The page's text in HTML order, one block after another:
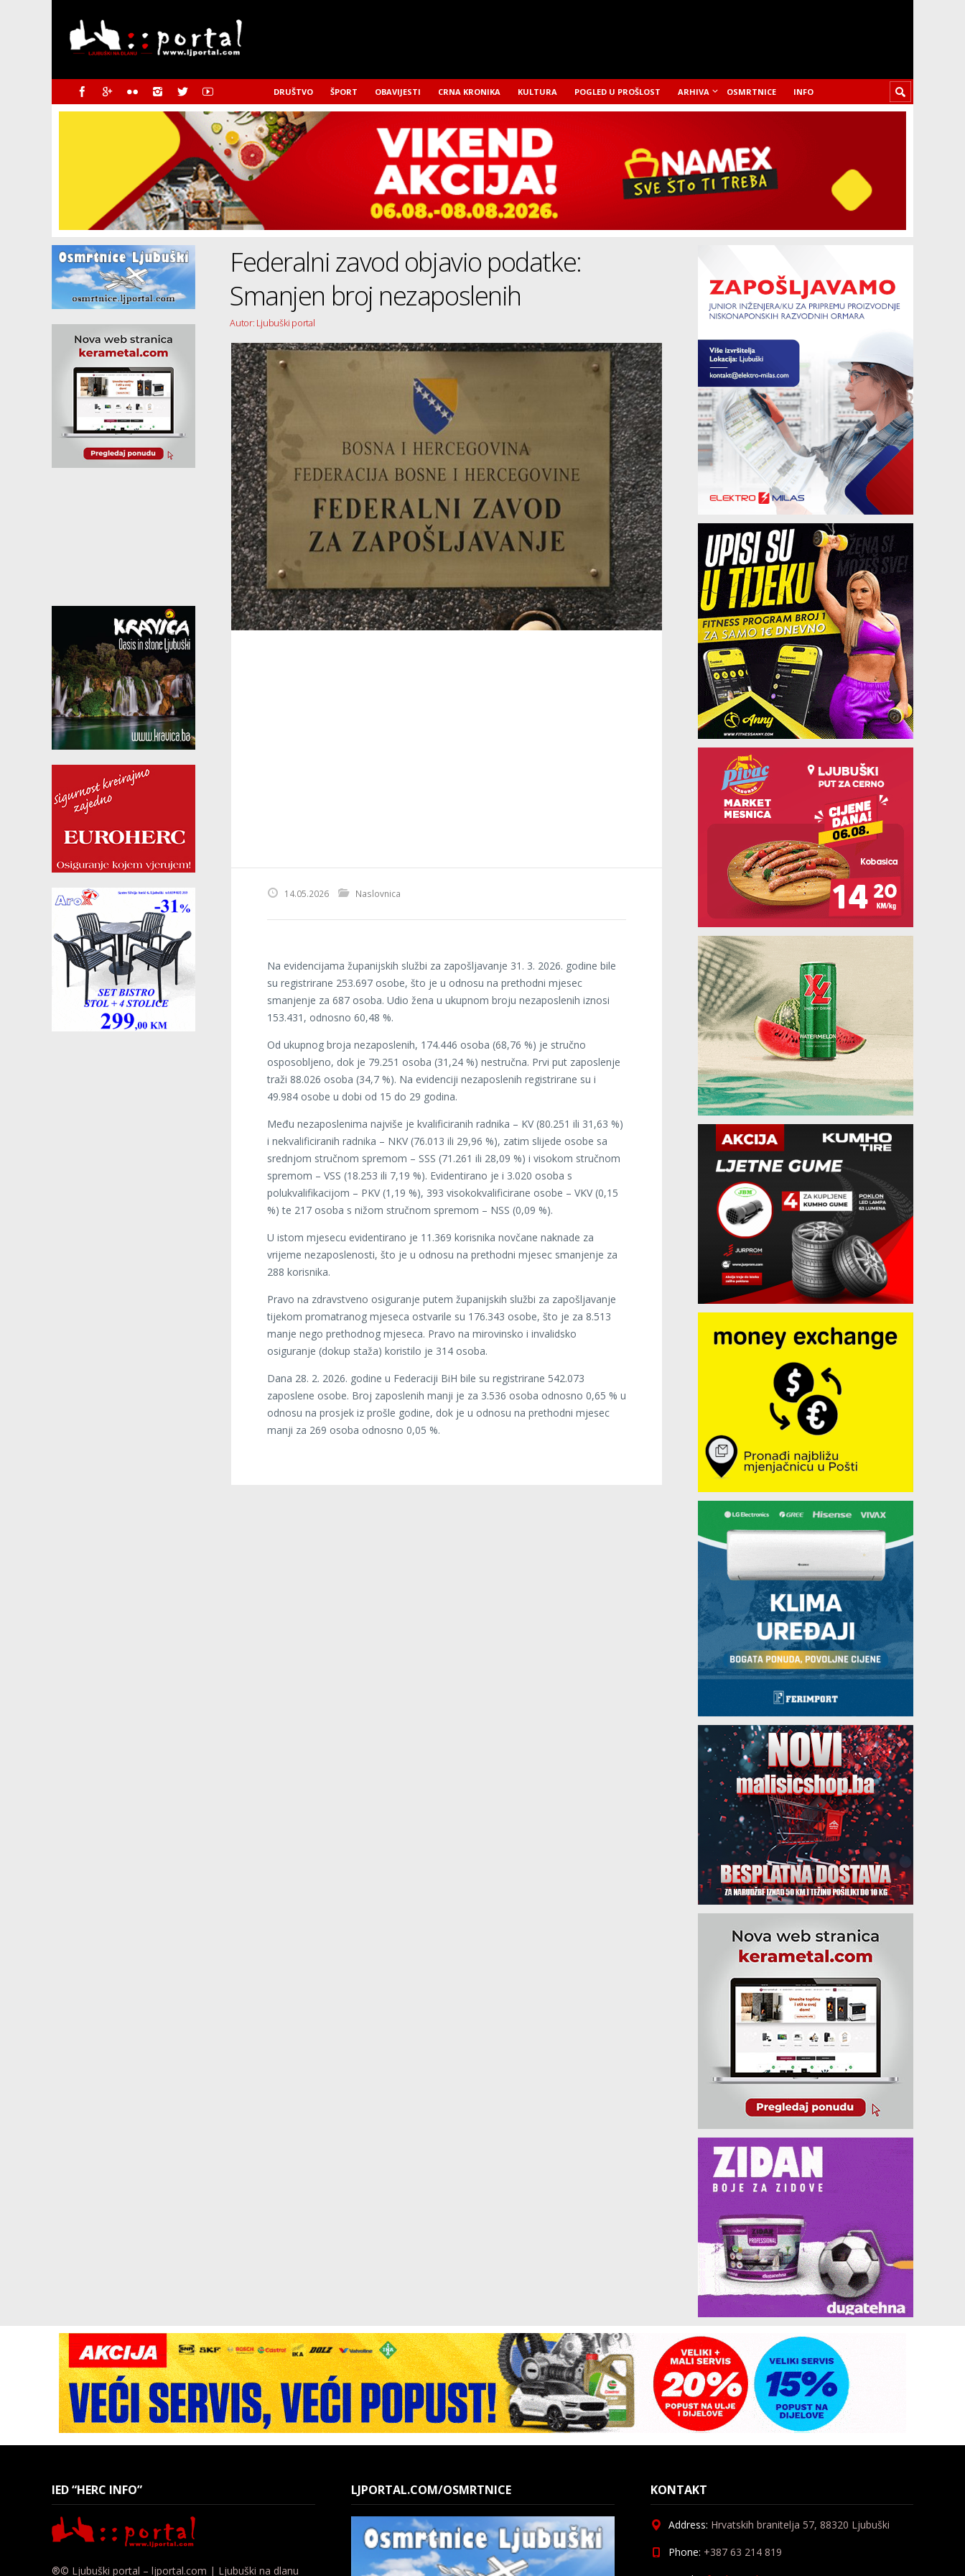
DRUŠTVO ŠPORT OBAVIJESTI CRNA KRONIKA KULTURA POGLED U PROŠLOST ARHIVA OSMRTNICE INFO
Federalni zavod objavio podatke:
Smanjen broj nezaposlenih
Autor: Ljubuški portal
14.05.2026 Naslovnica
Na evidencijama županijskih službi za zapošljavanje 31. 3. 2026. godine bile
su registrirane 253.697 osobe, što je u odnosu na prethodni mjesec
smanjenje za 687 osoba. Udio žena u ukupnom broju nezaposlenih iznosi
153.431, odnosno 60,48 %.
Od ukupnog broja nezaposlenih, 174.446 osoba (68,76 %) je stručno
osposobljeno, dok je 79.251 osoba (31,24 %) nestručna. Prvi put zaposlenje
traži 88.026 osoba (34,7 %). Na evidenciji nezaposlenih registrirane su i
49.984 osobe u dobi od 15 do 29 godina.
Među nezaposlenima najviše je kvalificiranih radnika – KV (80.251 ili 31,63 %)
i nekvalificiranih radnika – NKV (76.013 ili 29,96 %), zatim slijede osobe sa
srednjom stručnom spremom – SSS (71.261 ili 28,09 %) i visokom stručnom
spremom – VSS (18.253 ili 7,19 %). Evidentirano je i 3.020 osoba s
polukvalifikacijom – PKV (1,19 %), 393 visokokvalificirane osobe – VKV (0,15
%) te 217 osoba s nižom stručnom spremom – NSS (0,09 %).
U istom mjesecu evidentirano je 11.369 korisnika novčane naknade za
vrijeme nezaposlenosti, što je u odnosu na prethodni mjesec smanjenje za
288 korisnika.
Pravo na zdravstveno osiguranje putem županijskih službi za zapošljavanje
tijekom promatranog mjeseca ostvarile su 176.343 osobe, što je za 8.513
manje nego prethodnog mjeseca. Pravo na mirovinsko i invalidsko
osiguranje (dokup staža) koristilo je 314 osoba.
Dana 28. 2. 2026. godine u Federaciji BiH bile su registrirane 542.073
zaposlene osobe. Broj zaposlenih manji je za 3.536 osoba odnosno 0,65 % u
odnosu na prosjek iz prošle godine, dok je u odnosu na prethodni mjesec
manji za 269 osoba odnosno 0,05 %.
IED “HERC INFO”
®© Ljubuški portal – ljportal.com | Ljubuški na dlanu
LJPORTAL.COM/OSMRTNICE KONTAKT
Address: Hrvatskih branitelja 57, 88320 Ljubuški
Phone: +387 63 214 819